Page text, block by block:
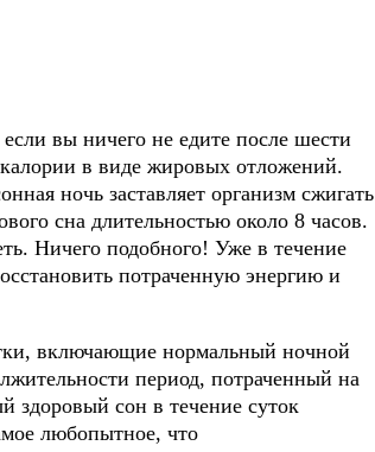
вы ничего не едите после шести
в виде жировых отложений.
ночь заставляет организм сжигать
сна длительностью около 8 часов.
Ничего подобного! Уже в течение
потраченную энергию и
включающие нормальный ночной
период, потраченный на
здоровый сон в течение суток
любопытное, что